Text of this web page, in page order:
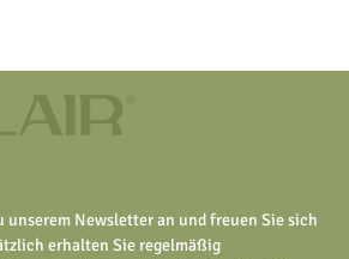
unserem Newsletter an und freuen Sie sich
erhalten Sie regelmäßig